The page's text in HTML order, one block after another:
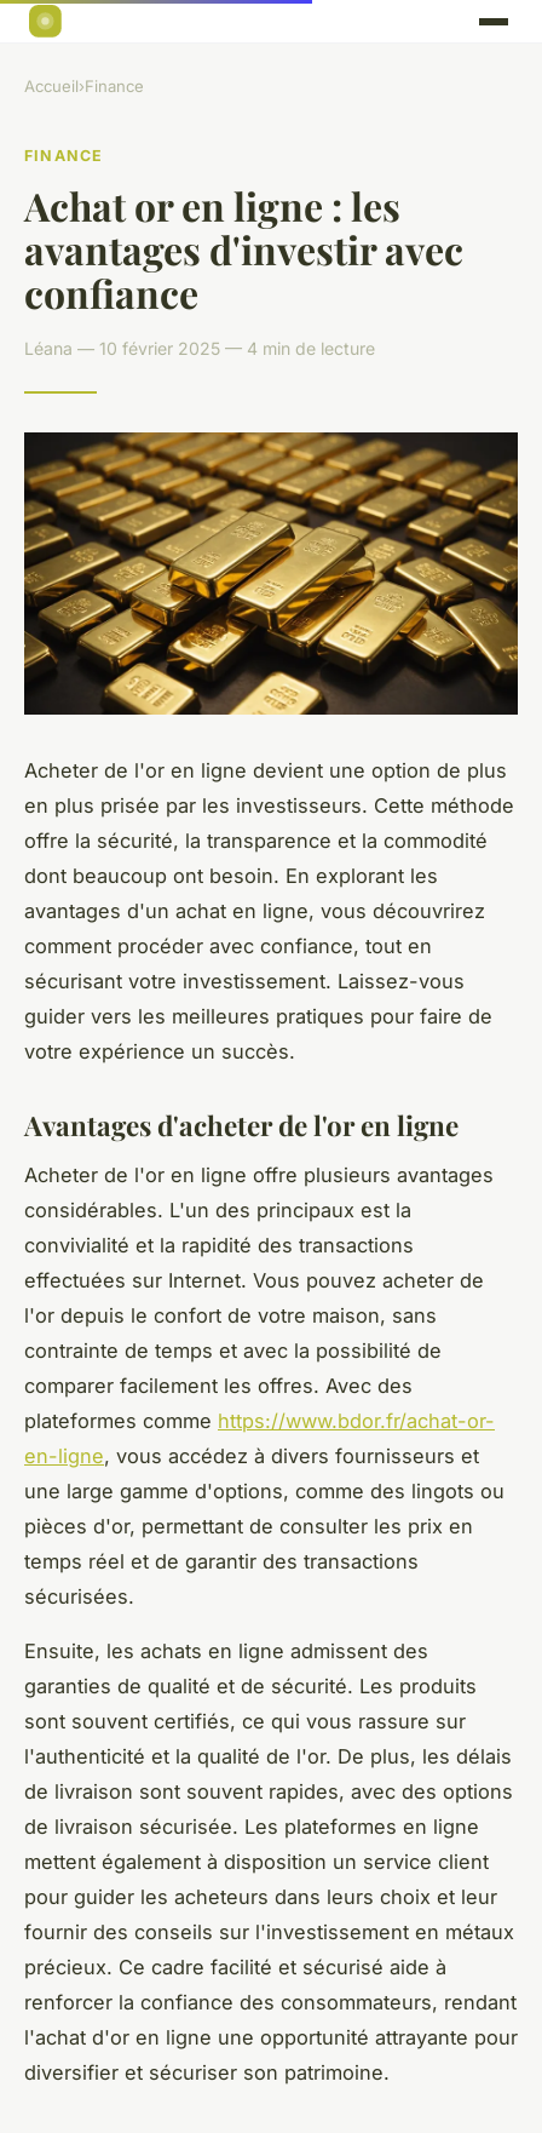
Accueil›Finance
FINANCE
Achat or en ligne : les
avantages d'investir avec
confiance
Léana — 10 février 2025 — 4 min de lecture
Acheter de l'or en ligne devient une option de plus
en plus prisée par les investisseurs. Cette méthode
offre la sécurité, la transparence et la commodité
dont beaucoup ont besoin. En explorant les
avantages d'un achat en ligne, vous découvrirez
comment procéder avec confiance, tout en
sécurisant votre investissement. Laissez-vous
guider vers les meilleures pratiques pour faire de
votre expérience un succès.
Avantages d'acheter de l'or en ligne
Acheter de l'or en ligne offre plusieurs avantages
considérables. L'un des principaux est la
convivialité et la rapidité des transactions
effectuées sur Internet. Vous pouvez acheter de
l'or depuis le confort de votre maison, sans
contrainte de temps et avec la possibilité de
comparer facilement les offres. Avec des
plateformes comme https://www.bdor.fr/achat-or-
en-ligne, vous accédez à divers fournisseurs et
une large gamme d'options, comme des lingots ou
pièces d'or, permettant de consulter les prix en
temps réel et de garantir des transactions
sécurisées.
Ensuite, les achats en ligne admissent des
garanties de qualité et de sécurité. Les produits
sont souvent certifiés, ce qui vous rassure sur
l'authenticité et la qualité de l'or. De plus, les délais
de livraison sont souvent rapides, avec des options
de livraison sécurisée. Les plateformes en ligne
mettent également à disposition un service client
pour guider les acheteurs dans leurs choix et leur
fournir des conseils sur l'investissement en métaux
précieux. Ce cadre facilité et sécurisé aide à
renforcer la confiance des consommateurs, rendant
l'achat d'or en ligne une opportunité attrayante pour
diversifier et sécuriser son patrimoine.